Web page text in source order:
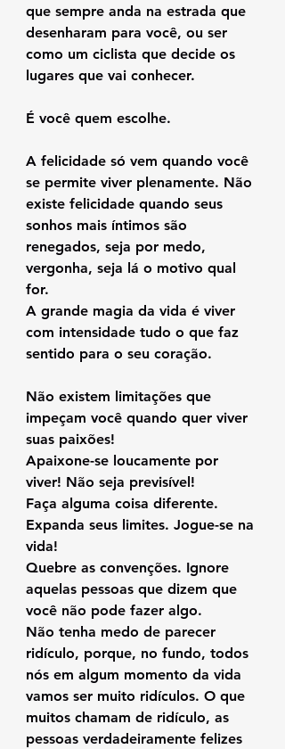
que sempre anda na estrada que
desenharam para você, ou ser
como um ciclista que decide os
lugares que vai conhecer.
É você quem escolhe.
A felicidade só vem quando você
se permite viver plenamente. Não
existe felicidade quando seus
sonhos mais íntimos são
renegados, seja por medo,
vergonha, seja lá o motivo qual
for.
A grande magia da vida é viver
com intensidade tudo o que faz
sentido para o seu coração.
Não existem limitações que
impeçam você quando quer viver
suas paixões!
Apaixone-se loucamente por
viver! Não seja previsível!
Faça alguma coisa diferente.
Expanda seus limites. Jogue-se na
vida!
Quebre as convenções. Ignore
aquelas pessoas que dizem que
você não pode fazer algo.
Não tenha medo de parecer
ridículo, porque, no fundo, todos
nós em algum momento da vida
vamos ser muito ridículos. O que
muitos chamam de ridículo, as
pessoas verdadeiramente felizes